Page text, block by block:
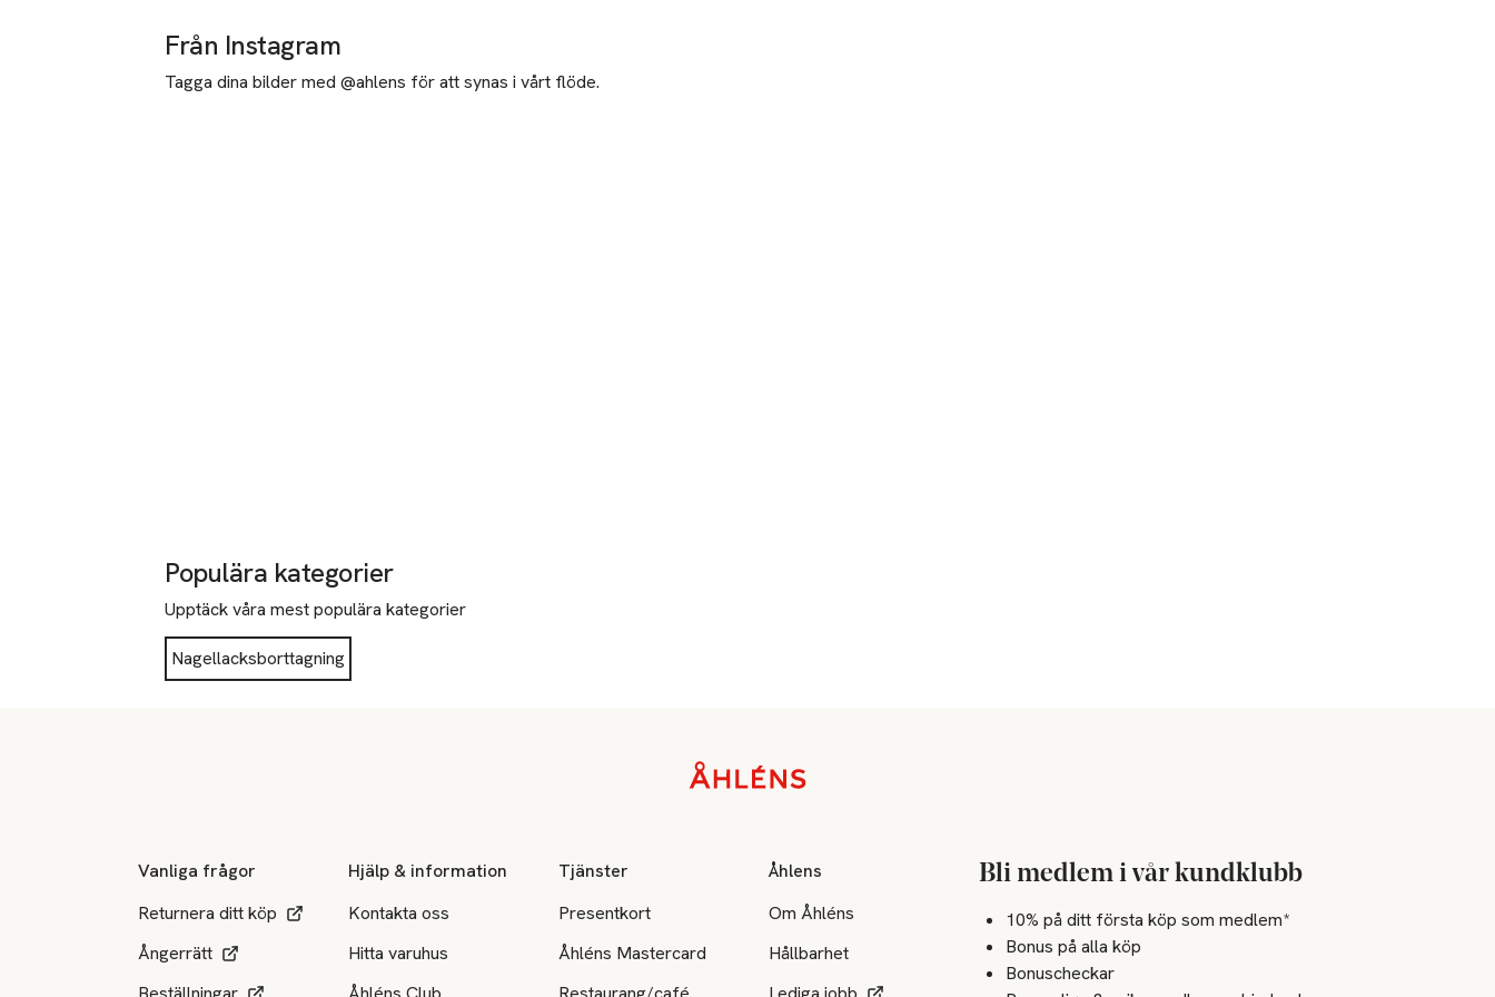
Från Instagram
Tagga dina bilder med @ahlens för att synas i vårt flöde.
Populära kategorier
Upptäck våra mest populära kategorier
Nagellacksborttagning
Vanliga frågor
Returnera ditt köp
Ångerrätt
Hjälp & information
Kontakta oss
Hitta varuhus
Tjänster
Presentkort
Åhléns Mastercard
Åhlens
Om Åhléns
Hållbarhet
Bli medlem i vår kundklubb
10% på ditt första köp som medlem*
Bonus på alla köp
Bonuscheckar